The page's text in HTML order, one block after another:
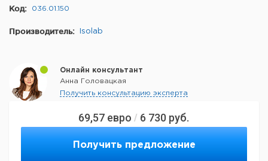
69,57 евро / 6 730 руб.
Получить предложение
Код: 036.01.150
Производитель: Isolab
Онлайн консультант
Анна Головацкая
Получить консультацию эксперта